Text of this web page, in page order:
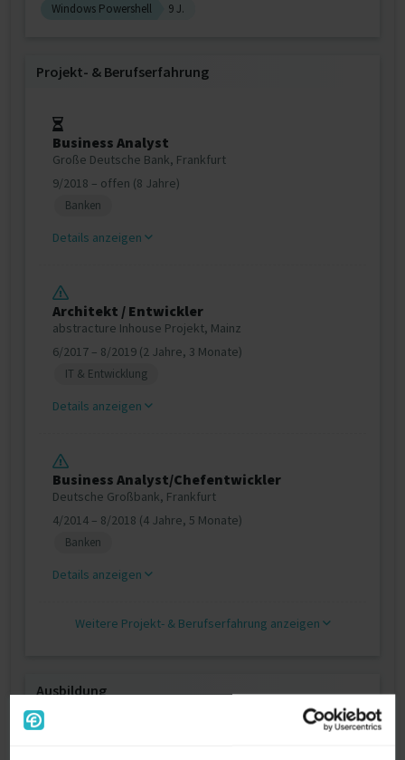
Windows Powershell
9 J.
Projekt‐ & Berufserfahrung
Business Analyst
Große Deutsche Bank, Frankfurt
9/2018 – offen (8 Jahre)
Banken
Details anzeigen
Architekt / Entwickler
abstracture Inhouse Projekt, Mainz
6/2017 – 8/2019 (2 Jahre, 3 Monate)
IT & Entwicklung
Details anzeigen
Business Analyst/Chefentwickler
Deutsche Großbank, Frankfurt
4/2014 – 8/2018 (4 Jahre, 5 Monate)
Banken
Details anzeigen
Weitere Projekt‐ & Berufserfahrung anzeigen
Ausbildung